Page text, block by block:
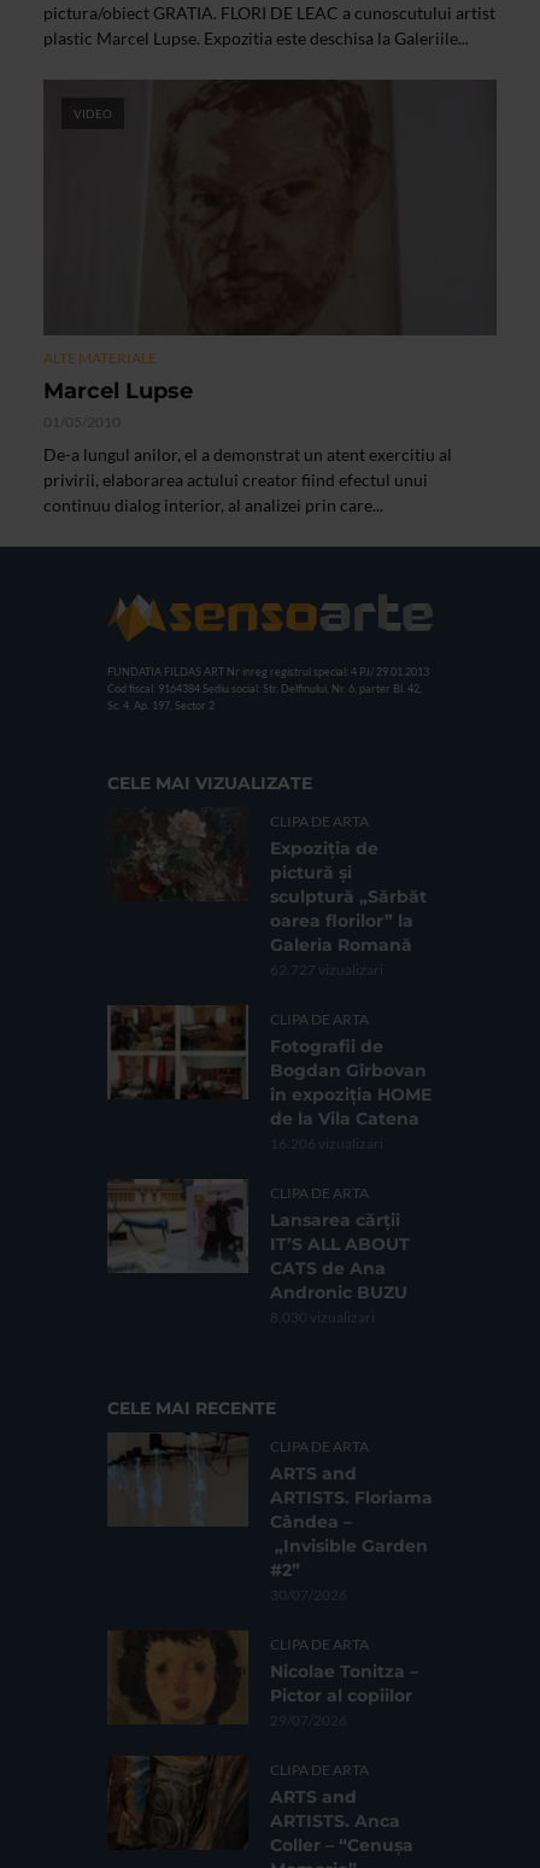
pictura/obiect GRATIA. FLORI DE LEAC a cunoscutului artist
plastic Marcel Lupse. Expozitia este deschisa la Galeriile...
VIDEO
ALTE MATERIALE
Marcel Lupse
01/05/2010
De-a lungul anilor, el a demonstrat un atent exercitiu al
privirii, elaborarea actului creator fiind efectul unui
continuu dialog interior, al analizei prin care...
FUNDATIA FILDAS ART Nr inreg registrul special: 4 PJ/ 29.01.2013
Cod fiscal: 9164384 Sediu social: Str. Delfinului, Nr. 6, parter Bl. 42,
Sc. 4, Ap. 197, Sector 2
CELE MAI VIZUALIZATE
CLIPA DE ARTA
Expoziția de
pictură și
sculptură „Sărbăt
oarea florilor” la
Galeria Romană
62.727 vizualizari
CLIPA DE ARTA
Fotografii de
Bogdan Gîrbovan
în expoziția HOME
de la Vila Catena
16.206 vizualizari
CLIPA DE ARTA
Lansarea cărții
IT’S ALL ABOUT
CATS de Ana
Andronic BUZU
8.030 vizualizari
CELE MAI RECENTE
CLIPA DE ARTA
ARTS and
ARTISTS. Floriama
Cândea –
„Invisible Garden
#2”
30/07/2026
CLIPA DE ARTA
Nicolae Tonitza –
Pictor al copiilor
29/07/2026
CLIPA DE ARTA
ARTS and
ARTISTS. Anca
Coller – “Cenușa